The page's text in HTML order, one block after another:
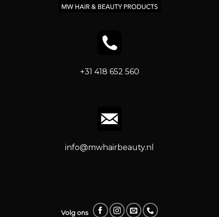
+31 418 652 560
info@mwhairbeauty.nl
Volg ons